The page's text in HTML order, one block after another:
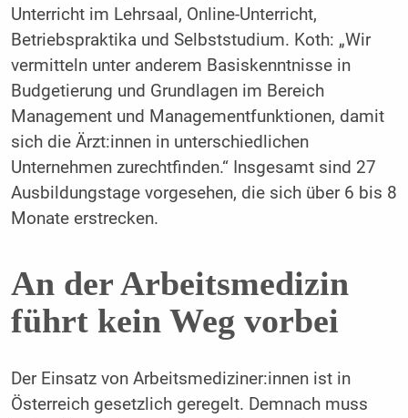
Unterricht im Lehrsaal, Online-Unterricht,
Betriebspraktika und Selbststudium. Koth: „Wir
vermitteln unter anderem Basiskenntnisse in
Budgetierung und Grundlagen im Bereich
Management und Managementfunktionen, damit
sich die Ärzt:innen in unterschiedlichen
Unternehmen zurechtfinden.“ Insgesamt sind 27
Ausbildungstage vorgesehen, die sich über 6 bis 8
Monate erstrecken.
An der Arbeitsmedizin
führt kein Weg vorbei
Der Einsatz von Arbeitsmediziner:innen ist in
Österreich gesetzlich geregelt. Demnach muss